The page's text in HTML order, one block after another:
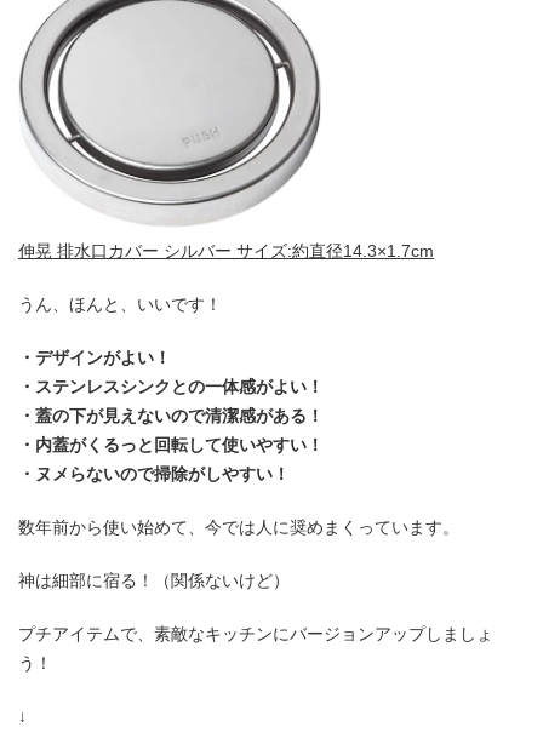
伸晃 排水口カバー シルバー サイズ:約直径14.3×1.7cm
うん、ほんと、いいです！
・デザインがよい！
・ステンレスシンクとの一体感がよい！
・蓋の下が見えないので清潔感がある！
・内蓋がくるっと回転して使いやすい！
・ヌメらないので掃除がしやすい！
数年前から使い始めて、今では人に奨めまくっています。
神は細部に宿る！（関係ないけど）
プチアイテムで、素敵なキッチンにバージョンアップしましょ
う！
↓